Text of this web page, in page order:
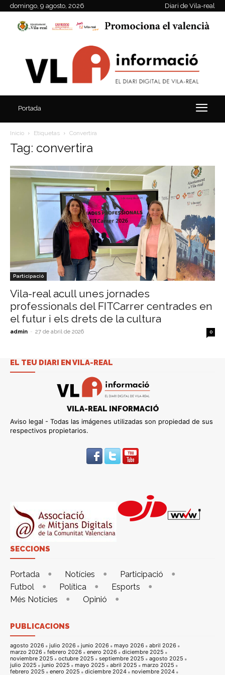
domingo, 9 agosto, 2026 Diari de Vila-real
Portada
Inicio Etiquetas Convertira
Tag: convertira
Participació
Vila-real acull unes jornades
professionals del FITCarrer centrades en
el futur i els drets de la cultura
admin - 27 de abril de 2026 0
EL TEU DIARI EN VILA-REAL
VILA-REAL INFORMACIÓ
Aviso legal - Todas las imágenes utilizadas son propiedad de sus
respectivos propietarios.
SECCIONS
Portada Notícies
Participació
Futbol
Política
Esports
Més Notícies
Opinió
PUBLICACIONS
agosto 2026 julio 2026 junio 2026 mayo 2026
abril 2026
marzo 2026
febrero 2026 enero 2026
diciembre 2025
noviembre 2025
octubre 2025 septiembre 2025
agosto 2025
julio 2025
junio 2025 mayo 2025 abril 2025
marzo 2025
febrero 2025
enero 2025 diciembre 2024
noviembre 2024